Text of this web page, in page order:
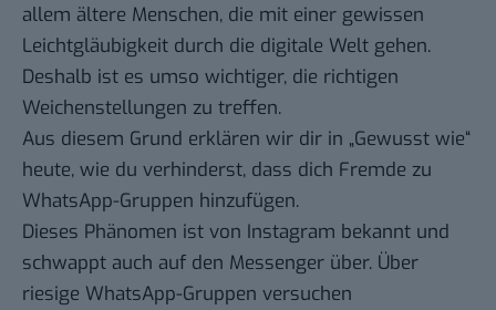
allem ältere Menschen, die mit einer gewissen
Leichtgläubigkeit durch die digitale Welt gehen.
Deshalb ist es umso wichtiger, die richtigen
Weichenstellungen zu treffen.
Aus diesem Grund erklären wir dir in „Gewusst wie“
heute, wie du verhinderst, dass dich Fremde zu
WhatsApp-Gruppen hinzufügen.
Dieses Phänomen ist von Instagram bekannt und
schwappt auch auf den Messenger über. Über
riesige WhatsApp-Gruppen versuchen